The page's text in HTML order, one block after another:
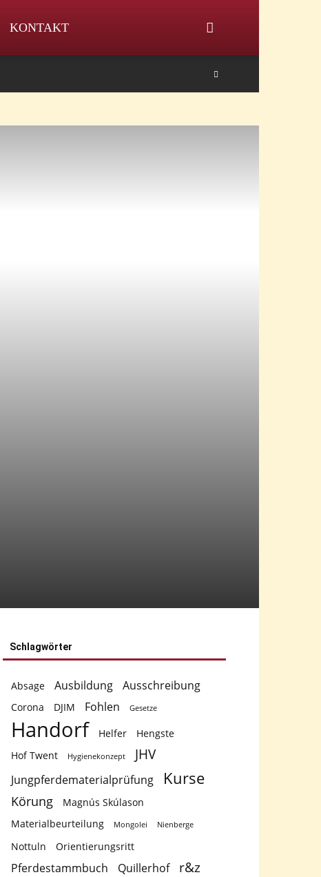
KONTAKT
Schlagwörter
Absage Ausbildung Ausschreibung
Corona DJIM Fohlen Gesetze
Handorf Helfer
Hengste
Hof Twent
Hygienekonzept JHV
Jungpferdematerialprüfung Kurse
Körung
Magnús Skúlason
Materialbeurteilung
Mongolei Nienberge
Nottuln Orientierungsritt
Pferdestammbuch Quillerhof r&z